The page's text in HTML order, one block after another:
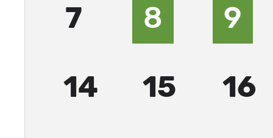
7
8
9
14
15
16